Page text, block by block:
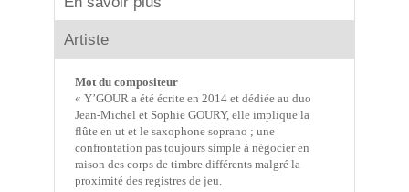
Artiste
Mot du compositeur
« Y’GOUR a été écrite en 2014 et dédiée au duo
Jean-Michel et Sophie GOURY, elle implique la
flûte en ut et le saxophone soprano ; une
confrontation pas toujours simple à négocier en
raison des corps de timbre différents malgré la
proximité des registres de jeu.